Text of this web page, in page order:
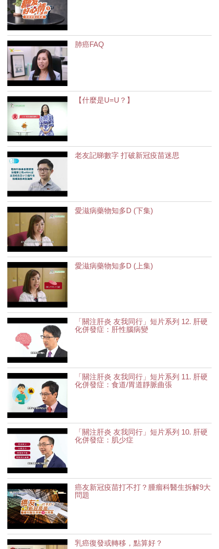
肺癌FAQ
【什麼是U=U？】
老友記睇數字 打破新冠疫苗迷思
愛滋病藥物知多D (下集)
愛滋病藥物知多D (上集)
「關注肝炎 友我同行」短片系列 12. 肝硬
化併發症：肝性腦病變
「關注肝炎 友我同行」短片系列 11. 肝硬
化併發症：食道/胃道靜脈曲張
「關注肝炎 友我同行」短片系列 10. 肝硬
化併發症：肌少症
癌友新冠疫苗打不打？腫瘤科醫生拆解9大
問題
乳癌復發或轉移，點算好？